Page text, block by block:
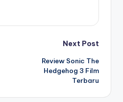
Next Post
Review Sonic The
Hedgehog 3 Film
Terbaru